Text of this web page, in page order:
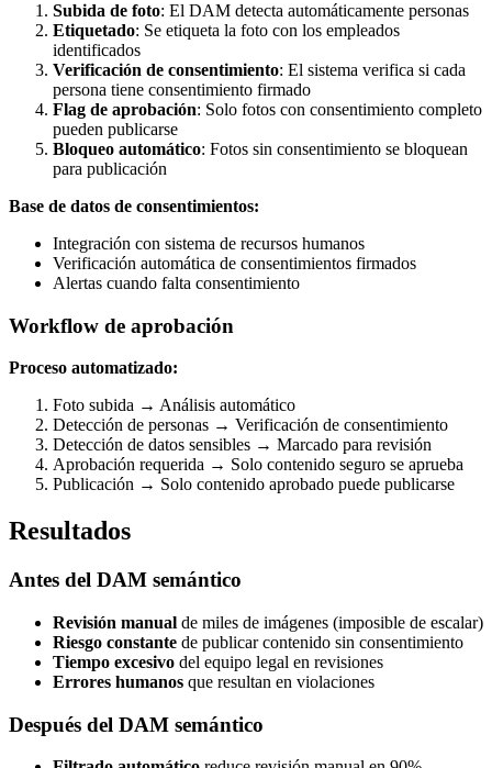
Subida de foto: El DAM detecta automáticamente personas
Etiquetado: Se etiqueta la foto con los empleados
identificados
Verificación de consentimiento: El sistema verifica si cada
persona tiene consentimiento firmado
Flag de aprobación: Solo fotos con consentimiento completo
pueden publicarse
Bloqueo automático: Fotos sin consentimiento se bloquean
para publicación
Base de datos de consentimientos:
Integración con sistema de recursos humanos
Verificación automática de consentimientos firmados
Alertas cuando falta consentimiento
Workflow de aprobación
Proceso automatizado:
Foto subida → Análisis automático
Detección de personas → Verificación de consentimiento
Detección de datos sensibles → Marcado para revisión
Aprobación requerida → Solo contenido seguro se aprueba
Publicación → Solo contenido aprobado puede publicarse
Resultados
Antes del DAM semántico
Revisión manual de miles de imágenes (imposible de escalar)
Riesgo constante de publicar contenido sin consentimiento
Tiempo excesivo del equipo legal en revisiones
Errores humanos que resultan en violaciones
Después del DAM semántico